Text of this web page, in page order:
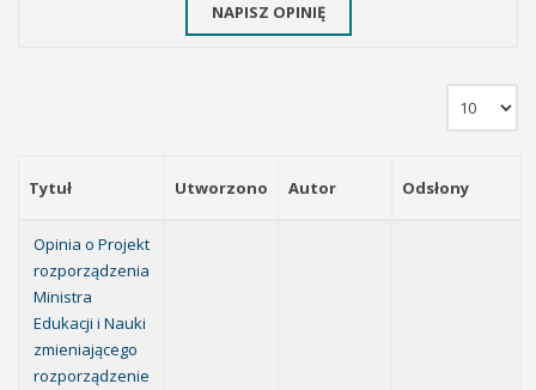
NAPISZ OPINIĘ
Tytuł Utworzono Autor Odsłony
Opinia o Projekt
rozporządzenia
Ministra
Edukacji i Nauki
zmieniającego
rozporządzenie